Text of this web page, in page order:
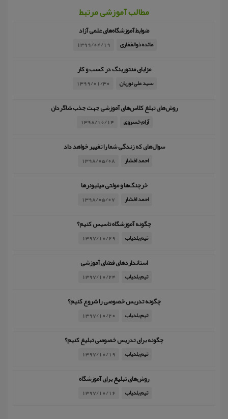
مطالب آموزشی مرتبط
ضوابط آموزشگاه‌های علمی آزاد
مائده ذوالفقاری 1399/04/19
مزایای منتورینگ در کسب و کار
سید علی نوریان 1399/01/30
روش‌های تبلغ کلاس‌های آموزشی جهت جذب شاگردان
آرام خسروی 1398/10/14
سوال‌های که زندگی شما را تغییر خواهد داد
احمد افشار 1398/05/08
خرچنگ‌ها و مولتی میلیونرها
احمد افشار 1398/05/07
چگونه آموزشگاه تاسیس کنیم؟
تیم بلدیاب 1397/10/29
استانداردهای فضای آموزشی
تیم بلدیاب 1397/10/24
چگونه تدریس خصوصی را شروع کنیم؟
تیم بلدیاب 1397/10/20
چگونه برای تدریس خصوصی تبلیغ کنیم؟
تیم بلدیاب 1397/10/19
روش‌های تبلیغ برای آموزشگاه
تیم بلدیاب 1397/10/16